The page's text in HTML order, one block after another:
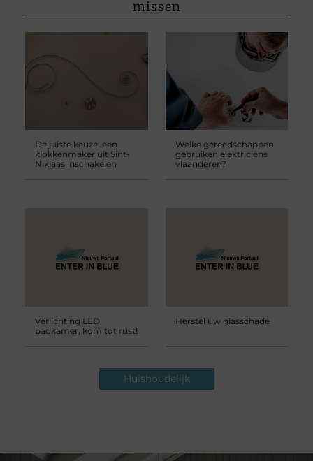
missen
De juiste keuze: een
klokkenmaker uit Sint-
Niklaas inschakelen
Welke gereedschappen
gebruiken elektriciens
vlaanderen?
Verlichting LED
badkamer, kom tot rust!
Herstel uw glasschade
Huishoudelijk